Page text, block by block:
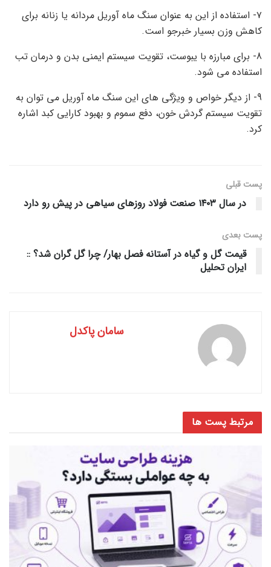
۷- استفاده از این به عنوان سنگ ماه آوریل مردانه یا زنانه برای
کاهش وزن بسیار خبرجو است.
8- برای مبارزه با یبوست، تقویت سیستم ایمنی بدن و درمان تب
استفاده می شود.
9- از دیگر خواص و ویژگی های این سنگ ماه آوریل می توان به
تقویت سیستم گردش خون، دفع سموم و بهبود کارایی کبد اشاره
کرد.
پست قبلی
در سال ۱۴۰۳ صنعت فولاد روزهای سیاهی در پیش رو دارد
پست‌ بعدی
قیمت گل و گیاه در آستانه فصل بهار/ چرا گل گران شد؟ ::
ایران تحلیل
سامان پاکدل
مرتبط پست ها